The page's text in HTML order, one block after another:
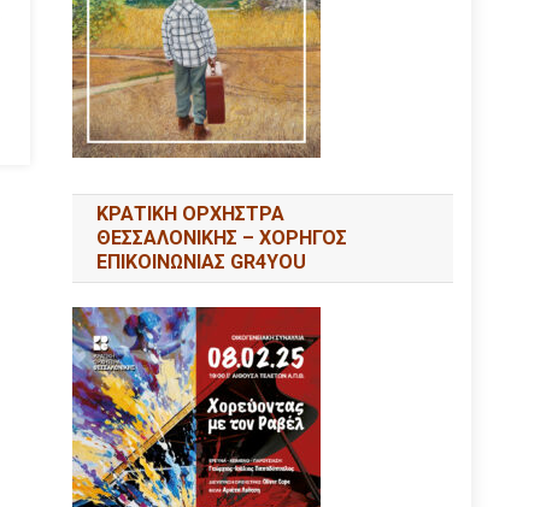
ΚΡΑΤΙΚΗ ΟΡΧΗΣΤΡΑ
ΘΕΣΣΑΛΟΝΙΚΗΣ – ΧΟΡΗΓΟΣ
ΕΠΙΚΟΙΝΩΝΙΑΣ GR4YOU